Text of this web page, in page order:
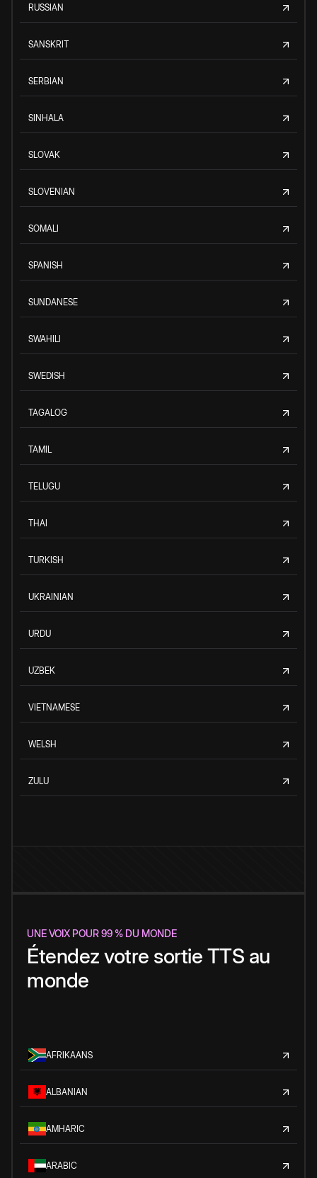
RUSSIAN
SANSKRIT
SERBIAN
SINHALA
SLOVAK
SLOVENIAN
SOMALI
SPANISH
SUNDANESE
SWAHILI
SWEDISH
TAGALOG
TAMIL
TELUGU
THAI
TURKISH
UKRAINIAN
URDU
UZBEK
VIETNAMESE
WELSH
ZULU
UNE VOIX POUR 99 % DU MONDE
Étendez votre sortie TTS au
monde
AFRIKAANS
ALBANIAN
AMHARIC
ARABIC